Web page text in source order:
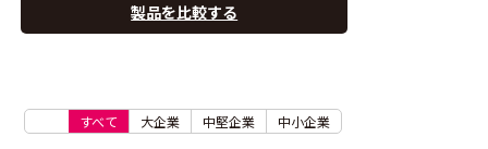
製品を比較する
すべて 大企業 中堅企業 中小企業